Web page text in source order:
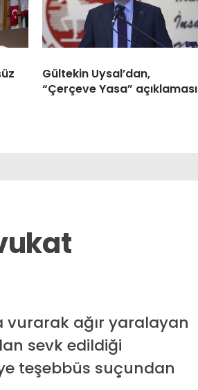
Gültekin Uysal’dan,
“Çerçeve Yasa” açıklaması
vurarak ağır yaralayan
sevk edildiği
teşebbüs suçundan